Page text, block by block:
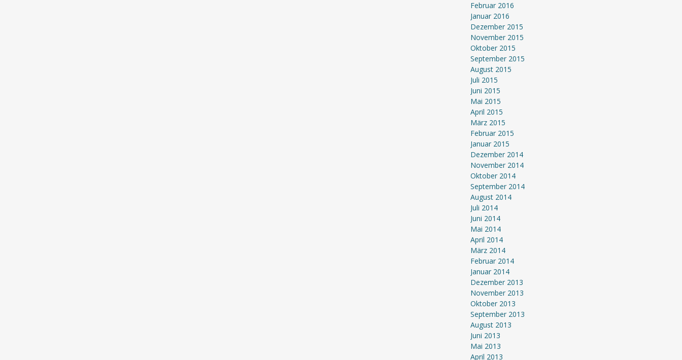
Februar 2016
Januar 2016
Dezember 2015
November 2015
Oktober 2015
September 2015
August 2015
Juli 2015
Juni 2015
Mai 2015
April 2015
März 2015
Februar 2015
Januar 2015
Dezember 2014
November 2014
Oktober 2014
September 2014
August 2014
Juli 2014
Juni 2014
Mai 2014
April 2014
März 2014
Februar 2014
Januar 2014
Dezember 2013
November 2013
Oktober 2013
September 2013
August 2013
Juni 2013
Mai 2013
April 2013